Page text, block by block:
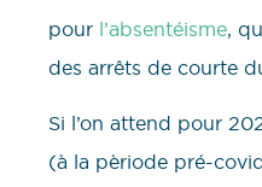
pour l’absentéisme,
des arrêts de courte
Si l’on attend pour
(à la pèriode pré-